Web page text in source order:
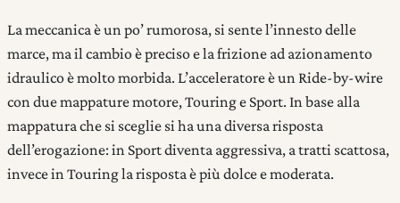
La meccanica è un po’ rumorosa, si sente l’innesto delle
marce, ma il cambio è preciso e la frizione ad azionamento
idraulico è molto morbida. L’acceleratore è un Ride-by-wire
con due mappature motore, Touring e Sport. In base alla
mappatura che si sceglie si ha una diversa risposta
dell’erogazione: in Sport diventa aggressiva, a tratti scattosa,
invece in Touring la risposta è più dolce e moderata.